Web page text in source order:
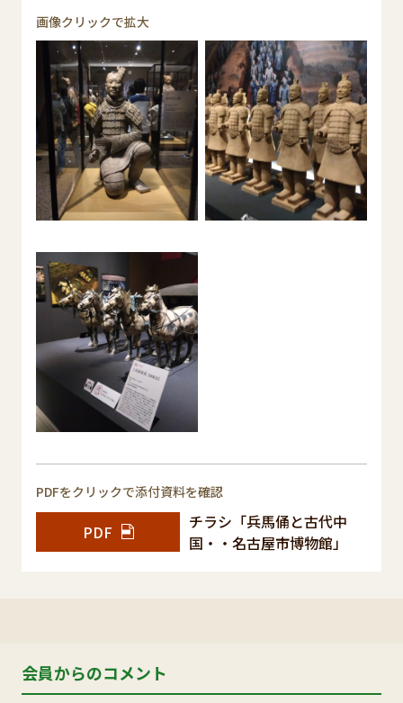
画像クリックで拡大
PDFをクリックで添付資料を確認
PDF
チラシ「兵馬俑と古代中
国・・名古屋市博物館」
会員からのコメント